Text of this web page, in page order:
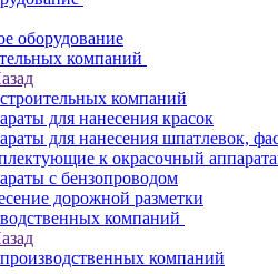
оборудование
компаний
компаний
для нанесения красок
для нанесения шпатлевок,
к окрасочный
с бензопроводом
дорожной разметки
компаний
компаний